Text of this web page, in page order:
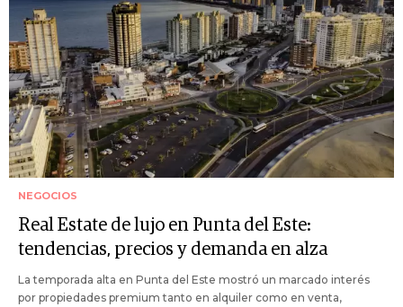
NEGOCIOS
Real Estate de lujo en Punta del Este:
tendencias, precios y demanda en alza
La temporada alta en Punta del Este mostró un marcado interés
por propiedades premium tanto en alquiler como en venta,